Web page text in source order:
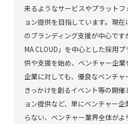
来るようなサービスやプラット
ョン提供を目指しています。現
のブランディング支援が中心です
MA CLOUD」を中心とした採用
供や支援を始め、ベンチャー企業
企業に対しても、優良なベンチャ
きっかけを創るイベント等の開
ョン提供など、単にベンチャー
らない、ベンチャー業界全体が